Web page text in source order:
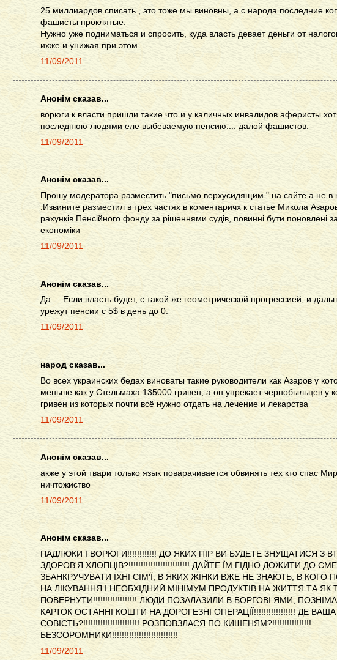
25 миллиардов списать , это тоже мы виновны, а с народа последние
фашисты проклятые.
Нужно уже подниматься и спросить, куда власть девает деньги от
ихже и унижая при этом.
11/09/2011
Анонім сказав...
ворюги к власти пришли такие что и у каличных инвалидов аферисты
последнюю людями еле выбеваемую пенсию.... далой фашистов.
11/09/2011
Анонім сказав...
Прошу модератора разместить "письмо верхусидящим " на сайте а не в
.Извините разместил в трех частях в коментаричх к статье Микола
рахунків Пенсійного фонду за рішеннями судів, повинні бути поновлені за
економіки
11/09/2011
Анонім сказав...
Да.... Если власть будет, с такой же геометрической прогрессией, и
урежут пенсии с 5$ в день до 0.
11/09/2011
народ сказав...
Во всех украинских бедах виноваты такие руководители как Азаров у
меньше как у Стельмаха 135000 гривен, а он упрекает чернобыльцев у
гривен из которых почти всё нужно отдать на лечение и лекарства
11/09/2011
Анонім сказав...
акже у этой твари только язык поварачивается обвинять тех кто спас
ничтожиство
11/09/2011
Анонім сказав...
ПАДЛЮКИ І ВОРЮГИ!!!!!!!!!!!! ДО ЯКИХ ПІР ВИ БУДЕТЕ ЗНУЩАТИСЯ З
ЗДОРОВ'Я ХЛОПЦІВ?!!!!!!!!!!!!!!!!!!!!!!!!! ДАЙТЕ ЇМ ГІДНО ДОЖИТИ ДО
ЗБАНКРУЧУВАТИ ЇХНІ СІМ'Ї, В ЯКИХ ЖІНКИ ВЖЕ НЕ ЗНАЮТЬ, В КОГО
НА ЛІКУВАННЯ І НЕОБХІДНИЙ МІНІМУМ ПРОДУКТІВ НА ЖИТТЯ ТА ЯК
ПОВЕРНУТИ!!!!!!!!!!!!!!!!!! ЛЮДИ ПОЗАЛАЗИЛИ В БОРГОВІ ЯМИ,
КАРТОК ОСТАННІ КОШТИ НА ДОРОГЕЗНІ ОПЕРАЦІЇ!!!!!!!!!!!!!!!!! ДЕ ВАША
СОВІСТЬ?!!!!!!!!!!!!!!!!!!!!!!! РОЗПОВЗЛАСЯ ПО КИШЕНЯМ?!!!!!!!!!!!!!!!!
БЕЗСОРОМНИКИ!!!!!!!!!!!!!!!!!!!!!!!!!!!
11/09/2011